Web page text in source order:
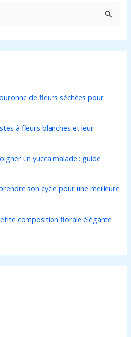
de fleurs séchées pour
à fleurs blanches et leur
un yucca malade : guide
son cycle pour une meilleure
composition florale élégante